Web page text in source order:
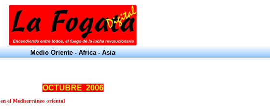
Medio Oriente - Africa - Asia
OCTUBRE 2006
el Mediterráneo oriental